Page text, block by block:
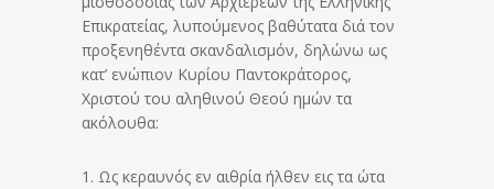
Επικρατείας, λυπούμενος βαθύτατα διά τον
προξενηθέντα σκανδαλισμόν, δηλώνω ως
κατ’ ενώπιον Κυρίου Παντοκράτορος,
Χριστού του αληθινού Θεού ημών τα
ακόλουθα:
1. Ως κεραυνός εν αιθρία ήλθεν εις τα ώτα